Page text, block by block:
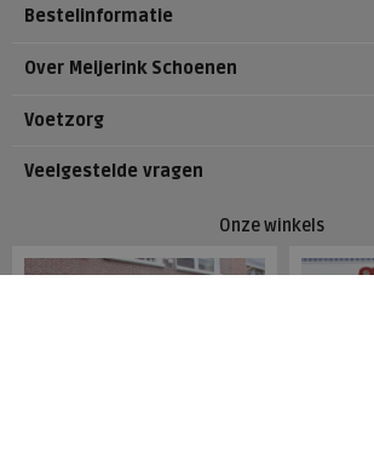
Bestelinformatie
Over Meijerink Schoenen
Voetzorg
Veelgestelde vragen
Onze winkels